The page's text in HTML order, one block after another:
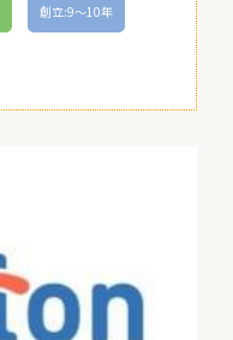
創立:9〜10年